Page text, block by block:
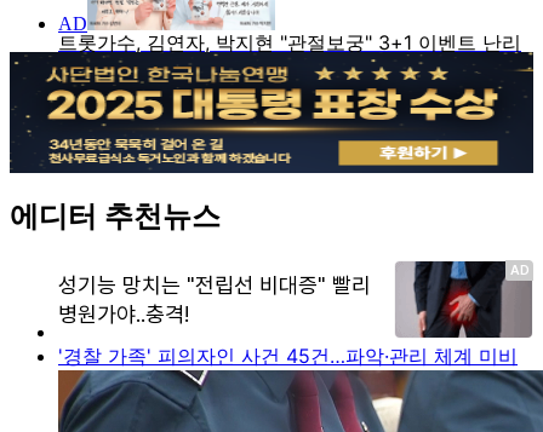
에디터 추천뉴스
'경찰 가족' 피의자인 사건 45건…파악·관리 체계 미비